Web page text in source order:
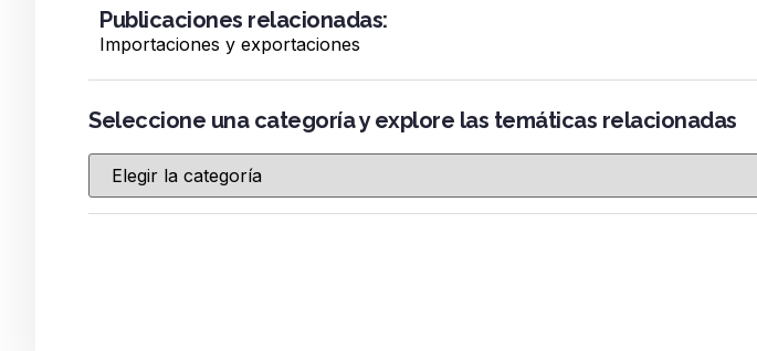
Publicaciones relacionadas:
Importaciones y exportaciones
Seleccione una categoría y explore las temáticas relacionadas